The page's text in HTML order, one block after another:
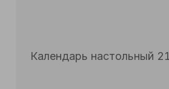
Календарь настольный